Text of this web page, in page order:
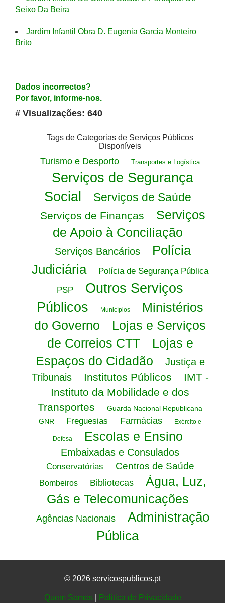
Seixo Da Beira
Jardim Infantil Obra D. Eugenia Garcia Monteiro
Brito
Dados incorrectos?
Por favor, informe-nos.
# Visualizações: 640
Tags de Categorias de Serviços Públicos
Disponíveis
Turismo e Desporto Transportes e Logística
Serviços de Segurança
Social
Serviços de Saúde
Serviços de Finanças
Serviços
de Apoio à Conciliação
Serviços Bancários
Polícia
Judiciária
Polícia de Segurança Pública
PSP
Outros Serviços
Públicos
Municípios
Ministérios
do Governo
Lojas e Serviços
de Correios CTT
Lojas e
Espaços do Cidadão
Justiça e
Tribunais
Institutos Públicos
IMT -
Instituto da Mobilidade e dos
Transportes
Guarda Nacional Republicana
GNR
Freguesias Farmácias Exército e
Defesa Escolas e Ensino
Embaixadas e Consulados
Conservatórias Centros de Saúde
Bombeiros Bibliotecas
Água, Luz,
Gás e Telecomunicações
Agências Nacionais
Administração
Pública
© 2026 servicospublicos.pt
Quem Somos| Politica de Privacidade